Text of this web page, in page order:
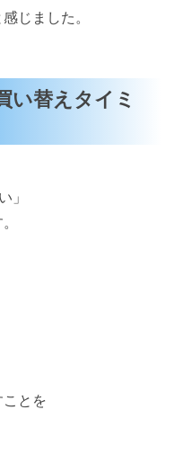
じました。
い替えタイミ
」
とを